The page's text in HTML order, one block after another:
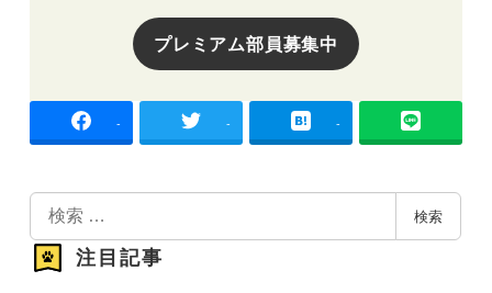
プレミアム部員募集中
- - -
索
検索
注目記事